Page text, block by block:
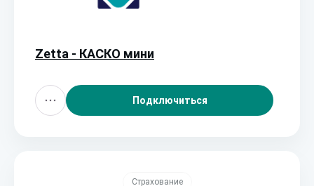
Zetta - КАСКО мини
Подключиться
Страхование